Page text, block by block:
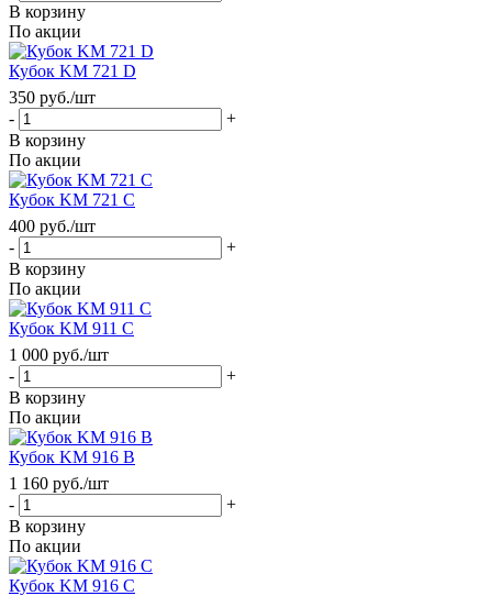
В корзину
По акции
Кубок KM 721 D
350 руб./шт
-
+
В корзину
По акции
Кубок KM 721 C
400 руб./шт
-
+
В корзину
По акции
Кубок KM 911 C
1 000 руб./шт
-
+
В корзину
По акции
Кубок KM 916 B
1 160 руб./шт
-
+
В корзину
По акции
Кубок KM 916 C